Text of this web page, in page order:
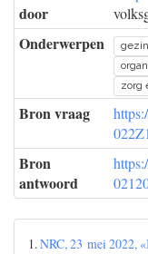
door
Onderwerpen
zorg
Bron vraag
Bron
antwoord
1.NRC, 23 mei 2022,